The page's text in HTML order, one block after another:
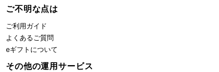
ご不明な点は
ご利用ガイド
よくあるご質問
eギフトについて
その他の運用サービス